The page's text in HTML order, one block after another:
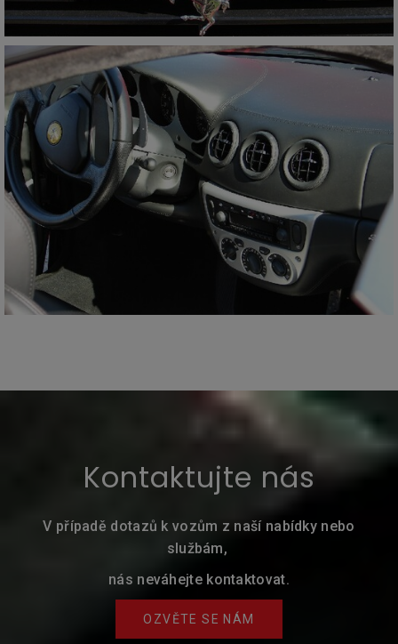
Kontaktujte nás
V případě dotazů k vozům z naší nabídky nebo
službám,
nás neváhejte kontaktovat.
OZVĚTE SE NÁM